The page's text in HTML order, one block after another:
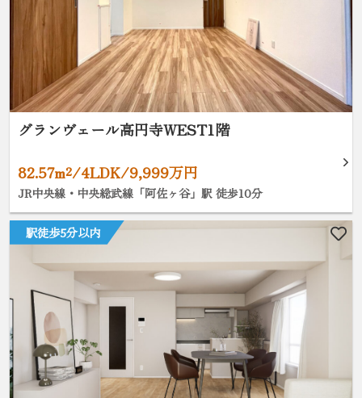
グランヴェール高円寺WEST1階
82.57m²/4LDK/9,999万円
JR中央線・中央総武線「阿佐ヶ谷」駅 徒歩10分
駅徒歩5分以内